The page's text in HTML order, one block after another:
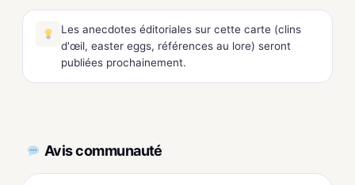
Les anecdotes éditoriales sur cette carte (clins
d'œil, easter eggs, références au lore) seront
publiées prochainement.
Avis communauté